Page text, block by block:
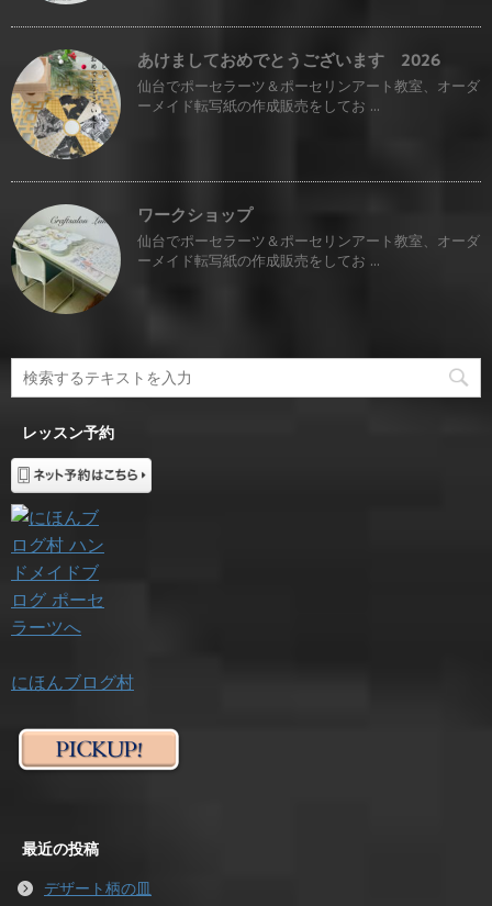
あけましておめでとうございます 2026
仙台でポーセラーツ＆ポーセリンアート教室、オーダ
ーメイド転写紙の作成販売をしてお ...
ワークショップ
仙台でポーセラーツ＆ポーセリンアート教室、オーダ
ーメイド転写紙の作成販売をしてお ...
レッスン予約
にほんブログ村
最近の投稿
デザート柄の皿